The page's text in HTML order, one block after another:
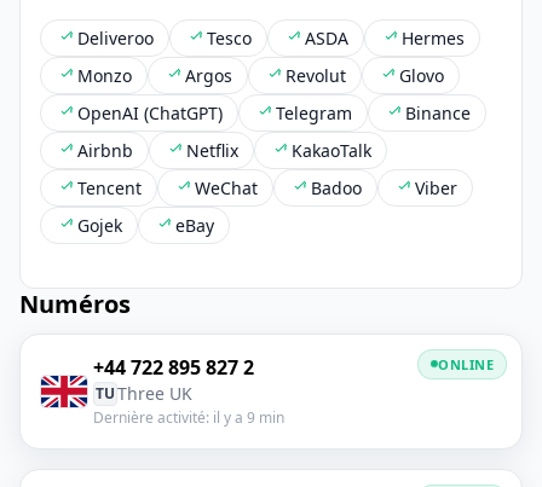
Deliveroo Tesco ASDA
Hermes
Monzo
Argos Revolut
Glovo
OpenAI (ChatGPT)
Telegram
Binance
Airbnb
Netflix
KakaoTalk
Tencent
WeChat Badoo
Viber
Gojek
eBay
Numéros
+44 722 895 827 2
TUThree UK
Dernière activité: il y a 9 min
ONLINE